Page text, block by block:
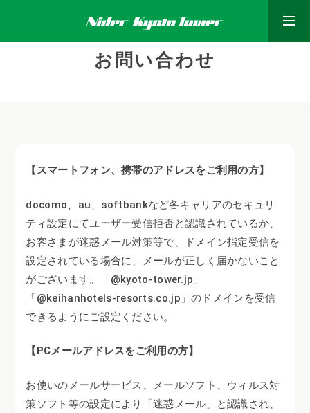
お問い合わせ
【スマートフォン、携帯のアドレスをご利用の方】
docomo、au、softbankなど各キャリアのセキュリ
ティ設定にてユーザー受信拒否と認識されているか、
お客さまが迷惑メール対策等で、ドメイン指定受信を
設定されている場合に、メールが正しく届かないこと
がございます。
「@kyoto-tower.jp」
「@keihanhotels-resorts.co.jp」のドメインを受信
できるようにご設定ください。
【PCメールアドレスをご利用の方】
お使いのメールサービス、メールソフト、ウィルス対
策ソフト等の設定により「迷惑メール」と認識され、